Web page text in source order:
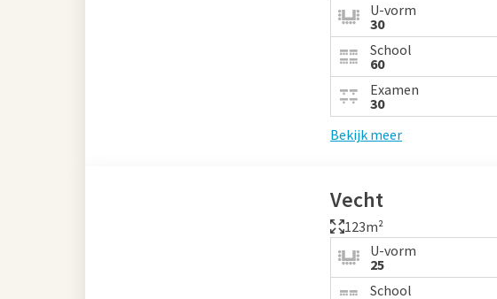
U-vorm
30
School
60
Examen
30
Bekijk meer
Vecht
123m²
U-vorm
25
School